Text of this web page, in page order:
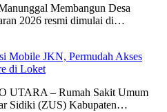
Membangun Desa
2026 resmi dimulai di…
Mobile JKN, Permudah Akses
di Loket
UTARA – Rumah Sakit Umum
Sidiki (ZUS) Kabupaten…